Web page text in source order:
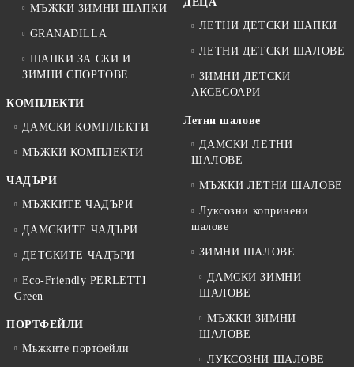
МЪЖКИ ЗИМНИ ШАПКИ
GRANADILLA
ШАПКИ ЗА СКИ И
ЗИМНИ СПОРТОВЕ
КОМПЛЕКТИ
ДАМСКИ КОМПЛЕКТИ
МЪЖКИ КОМПЛЕКТИ
ЧАДЪРИ
МЪЖКИТЕ ЧАДЪРИ
ДАМСКИТЕ ЧАДЪРИ
ДЕТСКИТЕ ЧАДЪРИ
Eco-Friendly PERLETTI
Green
ПОРТФЕЙЛИ
Мъжките портфейли
ЛЕТНИ ДЕТСКИ ШАПКИ
ЛЕТНИ ДЕТСКИ ШАЛОВЕ
ЗИМНИ ДЕТСКИ
АКСЕСОАРИ
Летни шалове
ДАМСКИ ЛЕТНИ
ШАЛОВЕ
МЪЖКИ ЛЕТНИ ШАЛОВЕ
Луксозни копринени
шалове
ЗИМНИ ШАЛОВЕ
ДАМСКИ ЗИМНИ
ШАЛОВЕ
МЪЖКИ ЗИМНИ
ШАЛОВЕ
ЛУКСОЗНИ ШАЛОВЕ